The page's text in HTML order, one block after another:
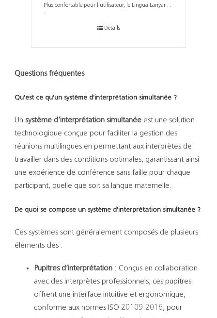
Plus confortable pour l’utilisateur, le Lingua Lanyar . .
.
Détails
Questions fréquentes
Qu'est ce qu'un système d'interprétation simultanée ?
Un système d’interprétation simultanée est une solution
technologique conçue pour faciliter la gestion des
réunions multilingues en permettant aux interprètes de
travailler dans des conditions optimales, garantissant ainsi
une expérience de conférence sans faille pour chaque
participant, quelle que soit sa langue maternelle.
De quoi se compose un système d'interprétation simultanée ?
Ces systèmes sont généralement composés de plusieurs
éléments clés :
Pupitres d’interprétation : Conçus en collaboration
avec des interprètes professionnels, ces pupitres
offrent une interface intuitive et ergonomique,
conforme aux normes ISO 20109:2016, pour